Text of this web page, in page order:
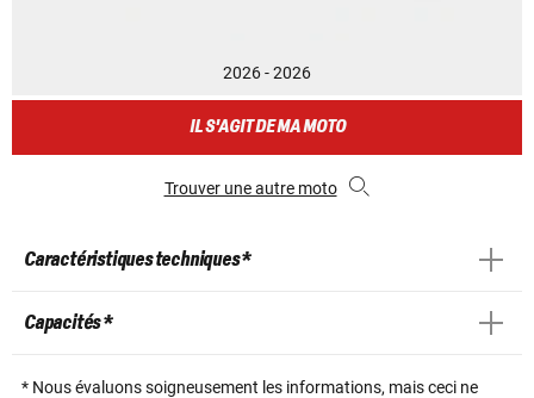
2026 - 2026
IL S'AGIT DE MA MOTO
Trouver une autre moto
Caractéristiques techniques *
Capacités *
* Nous évaluons soigneusement les informations, mais ceci ne